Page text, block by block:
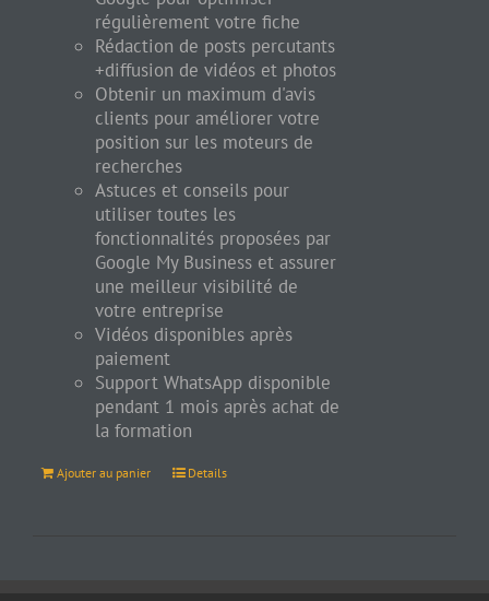
régulièrement votre fiche
Rédaction de posts percutants
+diffusion de vidéos et photos
Obtenir un maximum d'avis
clients pour améliorer votre
position sur les moteurs de
recherches
Astuces et conseils pour
utiliser toutes les
fonctionnalités proposées par
Google My Business et assurer
une meilleur visibilité de
votre entreprise
Vidéos disponibles après
paiement
Support WhatsApp disponible
pendant 1 mois après achat de
la formation
Ajouter au panier Details